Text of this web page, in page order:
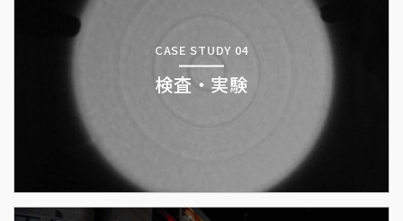
CASE STUDY 04
検査・実験